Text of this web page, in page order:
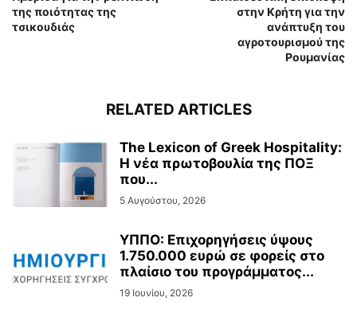
της ποιότητας της
τσικουδιάς
στην Κρήτη για την
ανάπτυξη του
αγροτουρισμού της
Ρουμανίας
RELATED ARTICLES
The Lexicon of Greek Hospitality:
Η νέα πρωτοβουλία της ΠΟΞ
που...
5 Αυγούστου, 2026
ΥΠΠΟ: Επιχορηγήσεις ύψους
1.750.000 ευρώ σε φορείς στο
πλαίσιο του προγράμματος...
19 Ιουνίου, 2026